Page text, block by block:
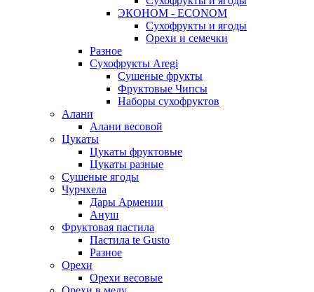
ЭКОНОМ - ECONOM
Сухофрукты и ягоды
Орехи и семечки
Разное
Сухофрукты Aregi
Сушеные фрукты
Фруктовые Чипсы
Наборы сухофруктов
Алани
Алани весовой
Цукаты
Цукаты фруктовые
Цукаты разные
Сушеные ягоды
Чурчхела
Дары Армении
Ануш
Фруктовая пастила
Пастила te Gusto
Разное
Орехи
Орехи весовые